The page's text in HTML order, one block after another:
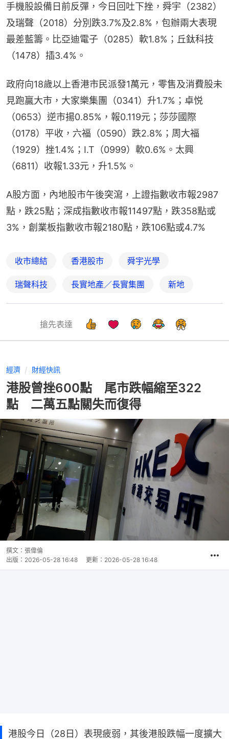
手機股設備日前反彈，今日回吐下挫，舜宇（2382）
及瑞聲（2018）分別跌3.7%及2.8%，包辦兩大表現
最差藍籌。比亞迪電子（0285）軟1.8%；丘鈦科技
（1478）插3.4%。
政府向18歲以上香港市民派發1萬元，零售及消費股未
見跑贏大市，大家樂集團（0341）升1.7%；卓悦
（0653）逆市揚0.85%，報0.119元；莎莎國際
（0178）平收，六福（0590）跌2.8%；周大福
（1929）挫1.4%；I.T（0999）軟0.6%。太興
（6811）收報1.33元，升1.5%。
A股方面，內地股市午後突瀉，上證指數收市報2987
點，跌25點；深成指數收市報11497點，跌358點或
3%，創業板指數收市報2180點，跌106點或4.7%
收市總結 香港股市 舜宇光學
瑞聲科技 長實地產／長實集團 新地
搶先表達
經濟 財經快訊
港股曾挫600點 尾市跌幅縮至322
點 二萬五點關失而復得
撰文： 張偉倫
出版： 2026-05-28 16:48 更新： 2026-05-28 16:48
港股今日（28日）表現疲弱，其後港股跌幅一度擴大